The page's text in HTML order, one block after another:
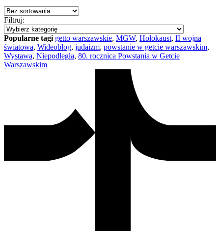
Filtruj:
Popularne tagi getto warszawskie, MGW, Holokaust, II wojna
światowa, Wideoblog, judaizm, powstanie w getcie warszawskim,
Wystawa, Niepodległa, 80. rocznica Powstania w Getcie
Warszawskim